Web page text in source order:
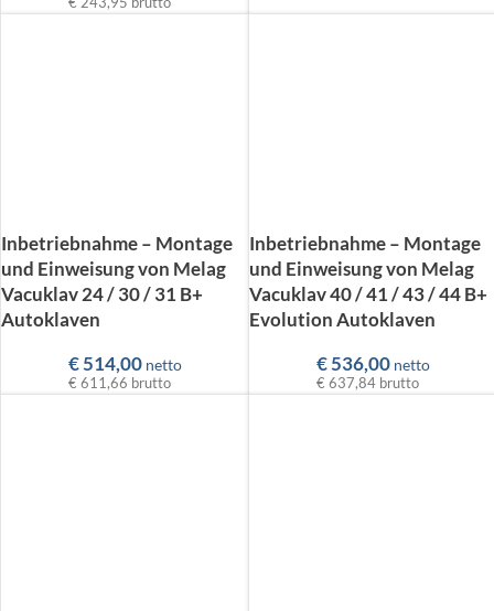
Inbetriebnahme – Montage
und Einweisung von Melag
Vacuklav 24 / 30 / 31 B+
Autoklaven
€514,00 netto
€ 611,66 brutto
Inbetriebnahme – Montage
und Einweisung von Melag
Vacuklav 40 / 41 / 43 / 44 B+
Evolution Autoklaven
€536,00 netto
€ 637,84 brutto